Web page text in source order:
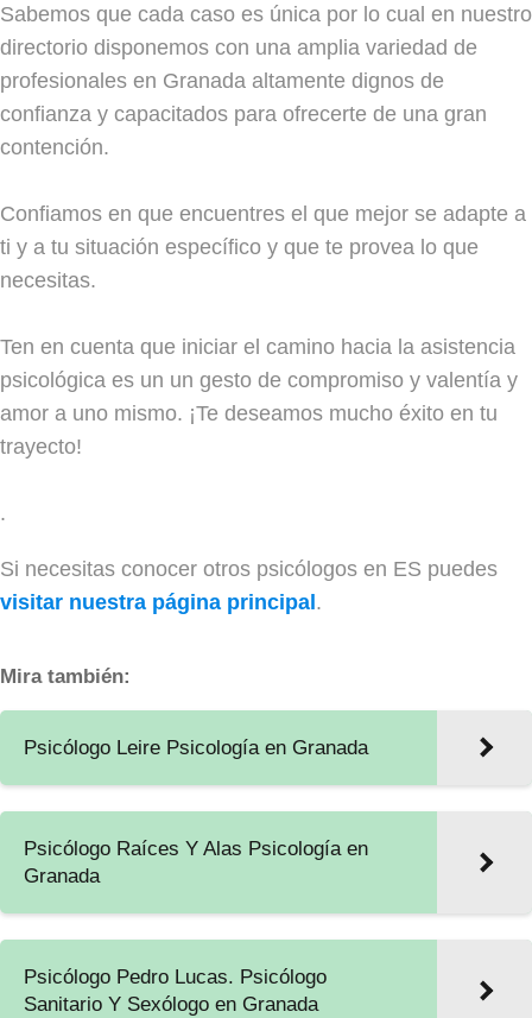
Sabemos que cada caso es única por lo cual en nuestro
directorio disponemos con una amplia variedad de
profesionales en Granada altamente dignos de
confianza y capacitados para ofrecerte de una gran
contención.
Confiamos en que encuentres el que mejor se adapte a
ti y a tu situación específico y que te provea lo que
necesitas.
Ten en cuenta que iniciar el camino hacia la asistencia
psicológica es un un gesto de compromiso y valentía y
amor a uno mismo. ¡Te deseamos mucho éxito en tu
trayecto!
.
Si necesitas conocer otros psicólogos en ES puedes
visitar nuestra página principal.
Mira también:
Psicólogo Leire Psicología en Granada
Psicólogo Raíces Y Alas Psicología en
Granada
Psicólogo Pedro Lucas. Psicólogo
Sanitario Y Sexólogo en Granada